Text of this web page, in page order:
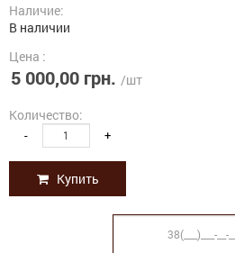
Наличие:
В наличии
Цена :
5 000,00 грн. /шт
Количество:
- +
Купить